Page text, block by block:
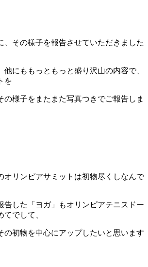
、その様子を報告させていただきました
他にももっともっと盛り沢山の内容で、
を
の様子をまたまた写真つきでご報告しま
オリンピアサミットは初物尽くしなんで
告した「ヨガ」もオリンピアテニスドー
てでして、
の初物を中心にアップしたいと思います